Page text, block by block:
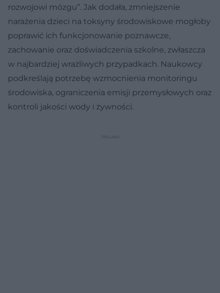
rozwojowi mózgu”. Jak dodała, zmniejszenie
narażenia dzieci na toksyny środowiskowe mogłoby
poprawić ich funkcjonowanie poznawcze,
zachowanie oraz doświadczenia szkolne, zwłaszcza
w najbardziej wrażliwych przypadkach. Naukowcy
podkreślają potrzebę wzmocnienia monitoringu
środowiska, ograniczenia emisji przemysłowych oraz
kontroli jakości wody i żywności.